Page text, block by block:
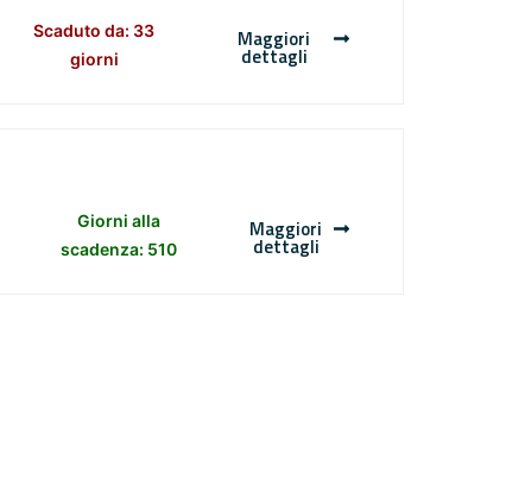
Scaduto da: 33
giorni
Maggiori
dettagli
Giorni alla
scadenza: 510
Maggiori
dettagli